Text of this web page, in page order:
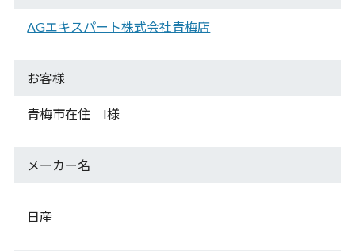
AGエキスパート株式会社青梅店
お客様
青梅市在住 I様
メーカー名
日産